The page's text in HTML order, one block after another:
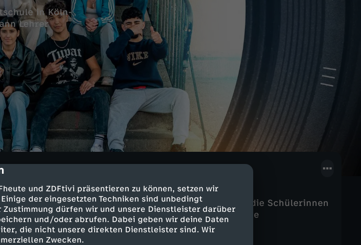
und ZDFtivi präsentieren zu können, setzen wir
der eingesetzten Techniken sind unbedingt
dürfen wir und unsere Dienstleister darüber
und/oder abrufen. Dabei geben wir deine Daten
die nicht unsere direkten Dienstleister sind. Wir
Zwecken.
in Köln-
Lehrer
war gestern!
0
einer Hauptschule hält viele Herausforderungen für die Schülerinnen
Zur persönlichen Entwicklung kommen wichtige
für die berufliche Zukunft.